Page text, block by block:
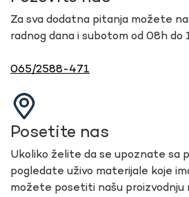
Za sva dodatna pitanja možete
radnog dana i subotom od 08h do
065/2588-471
Posetite nas
Ukoliko želite da se upoznate sa
pogledate uživo materijale koje
možete posetiti našu proizvodnju